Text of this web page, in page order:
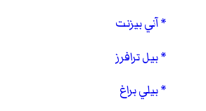
آني بيزنت
بيل ترافرز
بيلي براغ